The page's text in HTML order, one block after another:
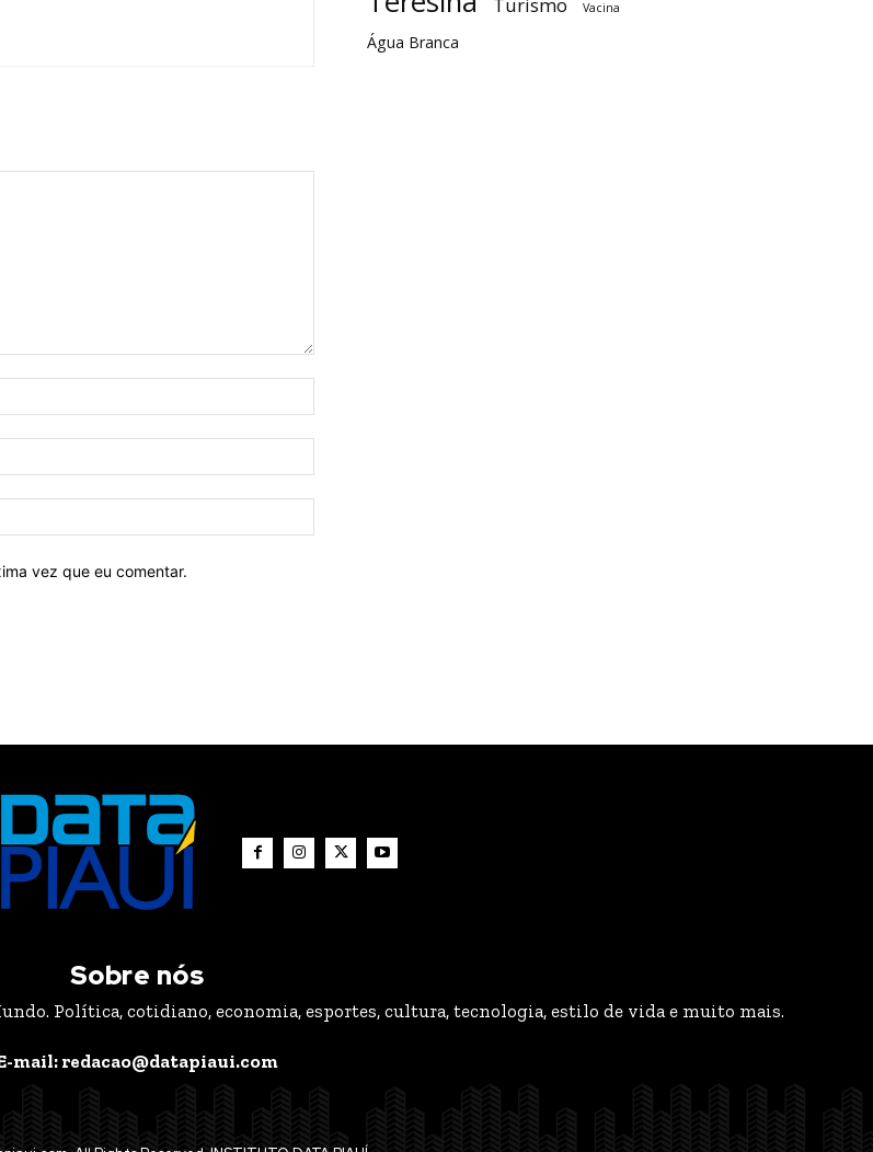
vez que eu comentar.
Vacina
Água Branca
Sobre nós
Política, cotidiano, economia, esportes, cultura, tecnologia, estilo de vida e muito mais.
mail: redacao@datapiaui.com